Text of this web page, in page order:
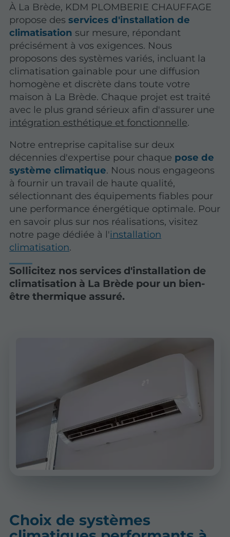
À La Brède, KDM PLOMBERIE CHAUFFAGE
propose desservices d'installation de
climatisation sur mesure, répondant
précisément à vos exigences. Nous
proposons des systèmes variés, incluant la
climatisation gainable pour une diffusion
homogène et discrète dans toute votre
maison à La Brède. Chaque projet est traité
avec le plus grand sérieux afin d'assurer une
intégration esthétique et fonctionnelle.
Notre entreprise capitalise sur deux
décennies d'expertise pour chaque pose de
système climatique. Nous nous engageons
à fournir un travail de haute qualité,
sélectionnant des équipements fiables pour
une performance énergétique optimale. Pour
en savoir plus sur nos réalisations, visitez
notre page dédiée à l'installation
climatisation.
Sollicitez nos services d'installation de
climatisation à La Brède pour un bien-
être thermique assuré.
Choix de systèmes